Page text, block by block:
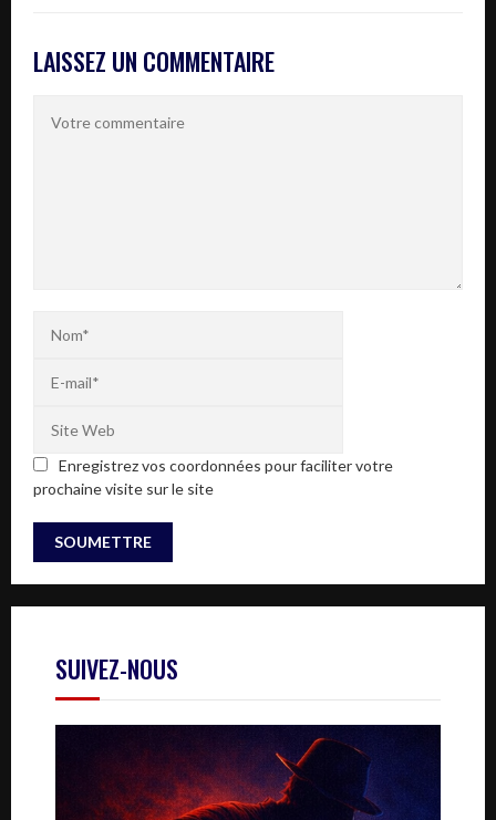
LAISSEZ UN COMMENTAIRE
Enregistrez vos coordonnées pour faciliter votre
prochaine visite sur le site
SUIVEZ-NOUS